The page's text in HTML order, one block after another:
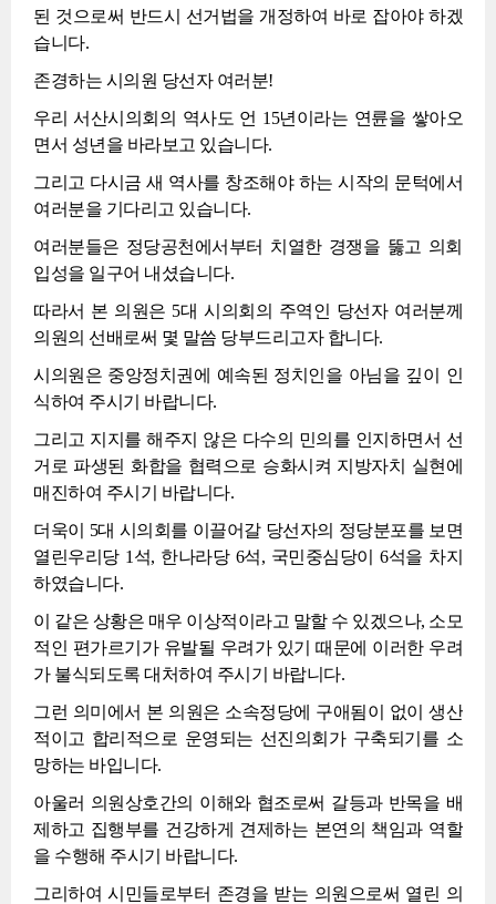
된 것으로써 반드시 선거법을 개정하여 바로 잡아야 하겠
습니다.
존경하는 시의원 당선자 여러분!
우리 서산시의회의 역사도 언 15년이라는 연륜을 쌓아오
면서 성년을 바라보고 있습니다.
그리고 다시금 새 역사를 창조해야 하는 시작의 문턱에서
여러분을 기다리고 있습니다.
여러분들은 정당공천에서부터 치열한 경쟁을 뚫고 의회
입성을 일구어 내셨습니다.
따라서 본 의원은 5대 시의회의 주역인 당선자 여러분께
의원의 선배로써 몇 말씀 당부드리고자 합니다.
시의원은 중앙정치권에 예속된 정치인을 아님을 깊이 인
식하여 주시기 바랍니다.
그리고 지지를 해주지 않은 다수의 민의를 인지하면서 선
거로 파생된 화합을 협력으로 승화시켜 지방자치 실현에
매진하여 주시기 바랍니다.
더욱이 5대 시의회를 이끌어갈 당선자의 정당분포를 보면
열린우리당 1석, 한나라당 6석, 국민중심당이 6석을 차지
하였습니다.
이 같은 상황은 매우 이상적이라고 말할 수 있겠으나, 소모
적인 편가르기가 유발될 우려가 있기 때문에 이러한 우려
가 불식되도록 대처하여 주시기 바랍니다.
그런 의미에서 본 의원은 소속정당에 구애됨이 없이 생산
적이고 합리적으로 운영되는 선진의회가 구축되기를 소
망하는 바입니다.
아울러 의원상호간의 이해와 협조로써 갈등과 반목을 배
제하고 집행부를 건강하게 견제하는 본연의 책임과 역할
을 수행해 주시기 바랍니다.
그리하여 시민들로부터 존경을 받는 의원으로써 열린 의